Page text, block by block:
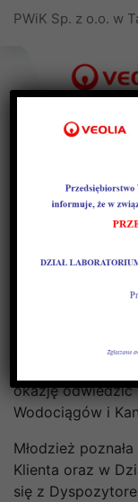
PWiK Sp. z o.o. w
W ramach
okazję odwiedzić
Wodociągów i
Młodzież
Klienta oraz w
się z